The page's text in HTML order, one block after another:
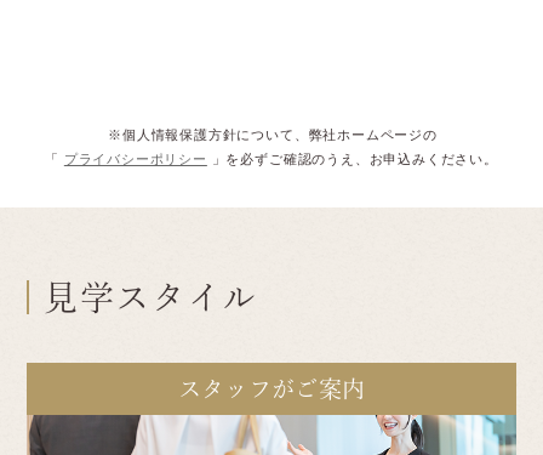
※個人情報保護方針について、弊社ホームページの
「 プライバシーポリシー 」を必ずご確認のうえ、お申込みください。
見学スタイル
スタッフがご案内